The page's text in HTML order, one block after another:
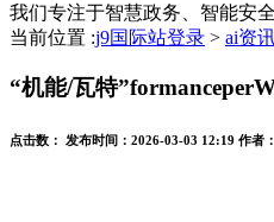
我们专注于智慧政务、智能安
当前位置 :j9国际站登录 > ai资
“机能/瓦特
点击数： 发布时间： 2026-03-03 12:19 作者：